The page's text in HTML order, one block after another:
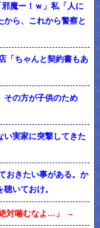
魔ー！ｗ」私「人に
から、これから警察と
「ちゃんと契約書もあ
その方が子供のため
い実家に突撃してきた
おきたい事がある。か
いておけ。
対噛むなよ…」 →